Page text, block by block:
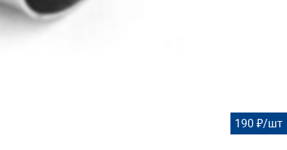
190 ₽/шт